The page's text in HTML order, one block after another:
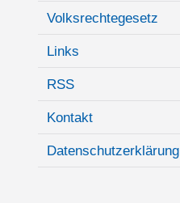
Volksrechtegesetz
Links
RSS
Kontakt
Datenschutzerklärung